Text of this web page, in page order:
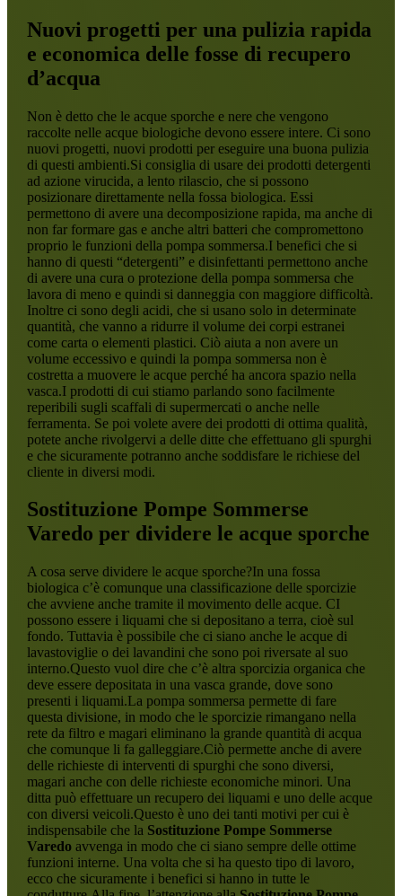
Nuovi progetti per una pulizia rapida
e economica delle fosse di recupero
d’acqua
Non è detto che le acque sporche e nere che vengono
raccolte nelle acque biologiche devono essere intere. Ci sono
nuovi progetti, nuovi prodotti per eseguire una buona pulizia
di questi ambienti.Si consiglia di usare dei prodotti detergenti
ad azione virucida, a lento rilascio, che si possono
posizionare direttamente nella fossa biologica. Essi
permettono di avere una decomposizione rapida, ma anche di
non far formare gas e anche altri batteri che compromettono
proprio le funzioni della pompa sommersa.I benefici che si
hanno di questi “detergenti” e disinfettanti permettono anche
di avere una cura o protezione della pompa sommersa che
lavora di meno e quindi si danneggia con maggiore difficoltà.
Inoltre ci sono degli acidi, che si usano solo in determinate
quantità, che vanno a ridurre il volume dei corpi estranei
come carta o elementi plastici. Ciò aiuta a non avere un
volume eccessivo e quindi la pompa sommersa non è
costretta a muovere le acque perché ha ancora spazio nella
vasca.I prodotti di cui stiamo parlando sono facilmente
reperibili sugli scaffali di supermercati o anche nelle
ferramenta. Se poi volete avere dei prodotti di ottima qualità,
potete anche rivolgervi a delle ditte che effettuano gli spurghi
e che sicuramente potranno anche soddisfare le richiese del
cliente in diversi modi.
Sostituzione Pompe Sommerse
Varedo per dividere le acque sporche
A cosa serve dividere le acque sporche?In una fossa
biologica c’è comunque una classificazione delle sporcizie
che avviene anche tramite il movimento delle acque. CI
possono essere i liquami che si depositano a terra, cioè sul
fondo. Tuttavia è possibile che ci siano anche le acque di
lavastoviglie o dei lavandini che sono poi riversate al suo
interno.Questo vuol dire che c’è altra sporcizia organica che
deve essere depositata in una vasca grande, dove sono
presenti i liquami.La pompa sommersa permette di fare
questa divisione, in modo che le sporcizie rimangano nella
rete da filtro e magari eliminano la grande quantità di acqua
che comunque li fa galleggiare.Ciò permette anche di avere
delle richieste di interventi di spurghi che sono diversi,
magari anche con delle richieste economiche minori. Una
ditta può effettuare un recupero dei liquami e uno delle acque
con diversi veicoli.Questo è uno dei tanti motivi per cui è
indispensabile che la Sostituzione Pompe Sommerse
Varedoavvenga in modo che ci siano sempre delle ottime
funzioni interne. Una volta che si ha questo tipo di lavoro,
ecco che sicuramente i benefici si hanno in tutte le